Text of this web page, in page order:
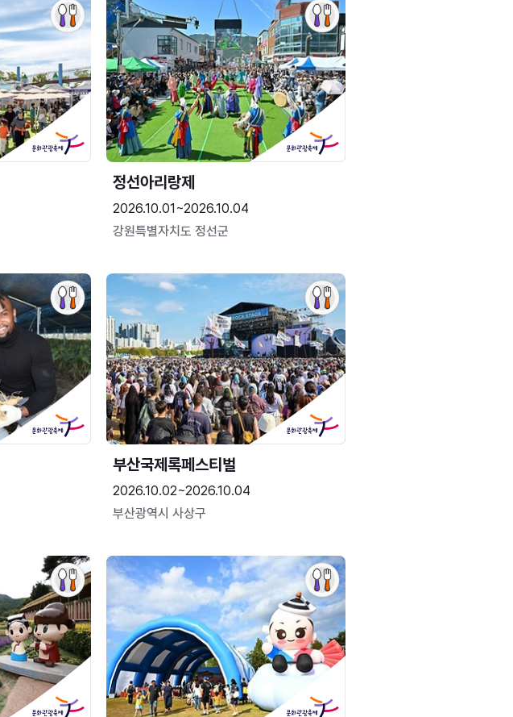
정선아리랑제
2026.10.01~2026.10.04
강원특별자치도 정선군
부산국제록페스티벌
2026.10.02~2026.10.04
부산광역시 사상구